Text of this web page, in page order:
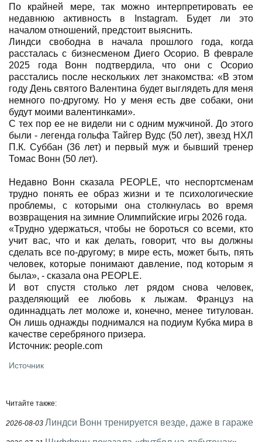
По крайней мере, так можно интерпретировать ее
недавнюю активность в Instagram. Будет ли это
началом отношений, предстоит выяснить.
Линдси свободна в начала прошлого года, когда
рассталась с бизнесменом Диего Осорио. В феврале
2025 года Вонн подтвердила, что они с Осорио
расстались после нескольких лет знакомства: «В этом
году День святого Валентина будет выглядеть для меня
немного по-другому. Но у меня есть две собаки, они
будут моими валентинками».
С тех пор ее не видели ни с одним мужчиной. До этого
были - легенда гольфа Тайгер Вудс (50 лет), звезд НХЛ
П.К. Суббан (36 лет) и первый муж и бывший тренер
Томас Вонн (50 лет).
Недавно Вонн сказала PEOPLE, что неспортсменам
трудно понять ее образ жизни и те психологические
проблемы, с которыми она столкнулась во время
возвращения на зимние Олимпийские игры 2026 года.
«Трудно удержаться, чтобы не бороться со всеми, кто
учит вас, что и как делать, говорит, что вы должны
сделать все по-другому; в мире есть, может быть, пять
человек, которые понимают давление, под которым я
была», - сказала она PEOPLE.
И вот спустя столько лет рядом снова человек,
разделяющий ее любовь к лыжам. Француз на
одиннадцать лет моложе и, конечно, менее титулован.
Он лишь однажды поднимался на подиум Кубка мира в
качестве серебряного призера.
Источник: people.com
Источник
Читайте также:
2026-08-03 Линдси Вонн тренируется везде, даже в гараже